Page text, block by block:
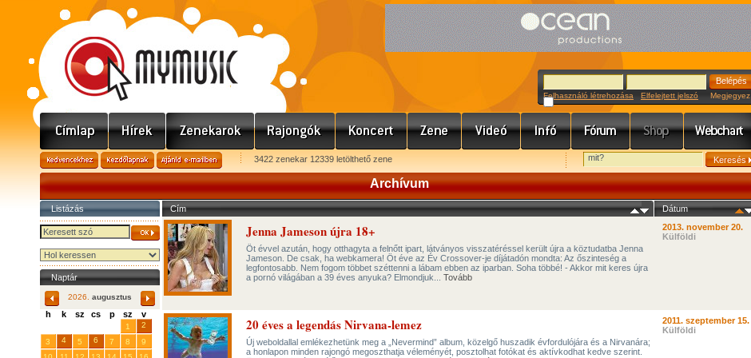
Felhasználó létrehozása Elfelejtett jelszó Megjegyez
3422 zenekar 12339 letölthető zene
Archívum
Listázás
Naptár
2026. augusztus
h k sz cs p sz v
1
2
3
4 5 6 7 8
9
Cím Dátum
Jenna Jameson újra 18+
Öt évvel azután, hogy otthagyta a felnőtt ipart, látványos visszatéréssel került újra a köztudatba Jenna
Jameson. De csak, ha webkamera! Öt éve az Év Crossover-je díjátadón mondta: Az őszinteség a
legfontosabb. Nem fogom többet széttenni a lábam ebben az iparban. Soha többé! - Akkor mit keres újra
a pornó világában a 39 éves anyuka? Elmondjuk... Tovább
2013. november 20.
Külföldi
20 éves a legendás Nirvana-lemez
Új weboldallal emlékezhetünk meg a „Nevermind” album, közelgő huszadik évfordulójára és a Nirvanára;
a honlapon minden rajongó megoszthatja véleményét, posztolhat fotókat és aktívkodhat kedve szerint.
2011. szeptember 15.
Külföldi